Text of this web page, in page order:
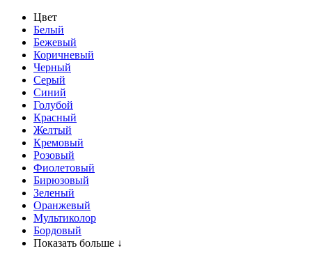
Цвет
Белый
Бежевый
Коричневый
Черный
Серый
Синий
Голубой
Красный
Желтый
Кремовый
Розовый
Фиолетовый
Бирюзовый
Зеленый
Оранжевый
Мультиколор
Бордовый
Показать больше ↓